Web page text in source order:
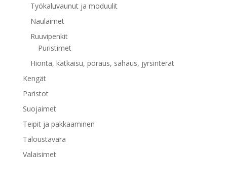
Työkaluvaunut ja moduulit
Naulaimet
Ruuvipenkit
Puristimet
Hionta, katkaisu, poraus, sahaus, jyrsinterät
Kengät
Paristot
Suojaimet
Teipit ja pakkaaminen
Taloustavara
Valaisimet